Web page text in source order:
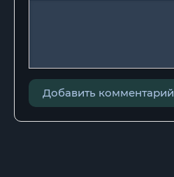
Добавить комментарий